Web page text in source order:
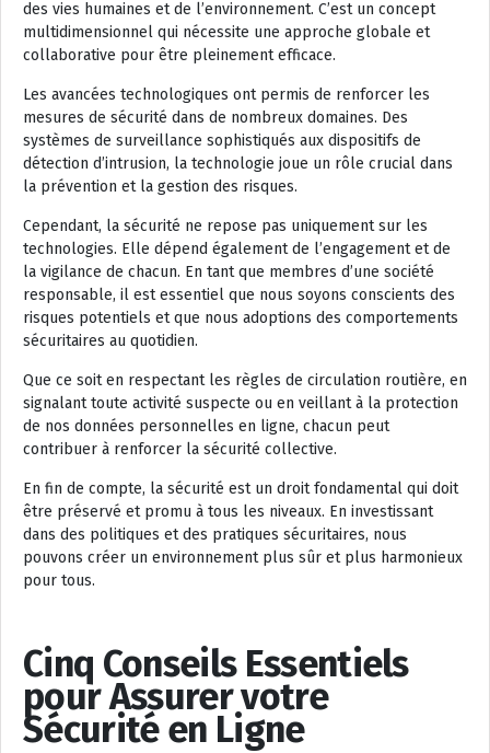
des vies humaines et de l’environnement. C’est un concept
multidimensionnel qui nécessite une approche globale et
collaborative pour être pleinement efficace.
Les avancées technologiques ont permis de renforcer les
mesures de sécurité dans de nombreux domaines. Des
systèmes de surveillance sophistiqués aux dispositifs de
détection d’intrusion, la technologie joue un rôle crucial dans
la prévention et la gestion des risques.
Cependant, la sécurité ne repose pas uniquement sur les
technologies. Elle dépend également de l’engagement et de
la vigilance de chacun. En tant que membres d’une société
responsable, il est essentiel que nous soyons conscients des
risques potentiels et que nous adoptions des comportements
sécuritaires au quotidien.
Que ce soit en respectant les règles de circulation routière, en
signalant toute activité suspecte ou en veillant à la protection
de nos données personnelles en ligne, chacun peut
contribuer à renforcer la sécurité collective.
En fin de compte, la sécurité est un droit fondamental qui doit
être préservé et promu à tous les niveaux. En investissant
dans des politiques et des pratiques sécuritaires, nous
pouvons créer un environnement plus sûr et plus harmonieux
pour tous.
Cinq Conseils Essentiels
pour Assurer votre
Sécurité en Ligne